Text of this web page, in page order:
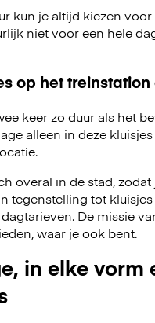
kun je altijd kiezen
niet voor een hele
op het
keer zo duur als het
alleen in deze
overal in de stad,
tegenstelling tot
De missie
waar je ook bent.
in elke vorm